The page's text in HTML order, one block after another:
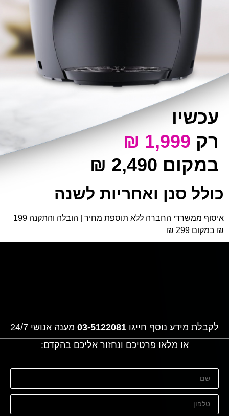
עכשיו
רק 1,999​​​​​​​ ₪
במקום 2,490 ₪
כולל סנן ואחריות לשנה
איסוף ממשרדי החברה ללא תוספת מחיר | הובלה והתקנה 199
₪ במקום 299 ₪
לקבלת מידע נוסף חייגו 03-5122081 מענה אנושי 24/7
או מלאו פרטיכם ונחזור אליכם בהקדם: